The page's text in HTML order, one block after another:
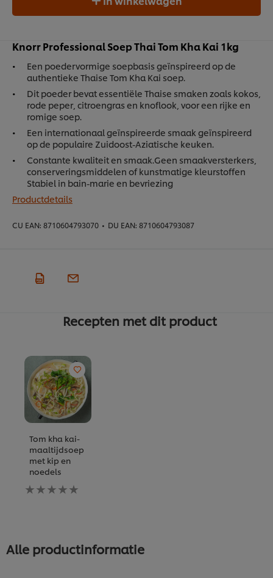
​Knorr Professional Soep Thai Tom Kha Kai 1kg
Een poedervormige soepbasis geïnspireerd op de
authentieke Thaise Tom Kha Kai soep.
​Dit poeder bevat essentiële Thaise smaken zoals kokos,
rode peper, citroengras en knoflook, voor een rijke en
romige soep.
Een internationaal geïnspireerde smaak geïnspireerd
op de populaire Zuidoost-Aziatische keuken.​
Constante kwaliteit en smaak.​ Geen smaakversterkers,
conserveringsmiddelen of kunstmatige kleurstoffen​
Stabiel in bain-marie en bevriezing
Productdetails
CU EAN: 8710604793070 • DU EAN: 8710604793087
Recepten met dit product
Tom kha kai-
maaltijdsoep
met kip en
noedels
Geen
beoordelingen
Alle productinformatie